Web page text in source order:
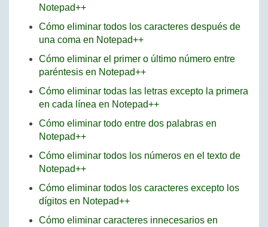
Notepad++
Cómo eliminar todos los caracteres después de
una coma en Notepad++
Cómo eliminar el primer o último número entre
paréntesis en Notepad++
Cómo eliminar todas las letras excepto la primera
en cada línea en Notepad++
Cómo eliminar todo entre dos palabras en
Notepad++
Cómo eliminar todos los números en el texto de
Notepad++
Cómo eliminar todos los caracteres excepto los
dígitos en Notepad++
Cómo eliminar caracteres innecesarios en